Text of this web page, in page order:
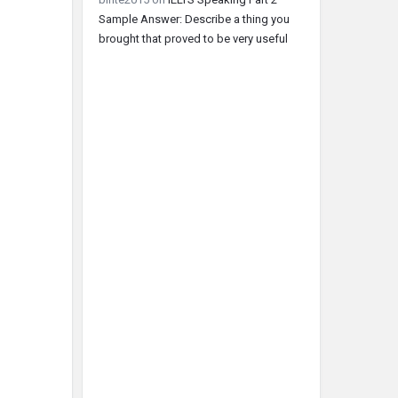
Sample Answer: Describe a thing you
brought that proved to be very useful